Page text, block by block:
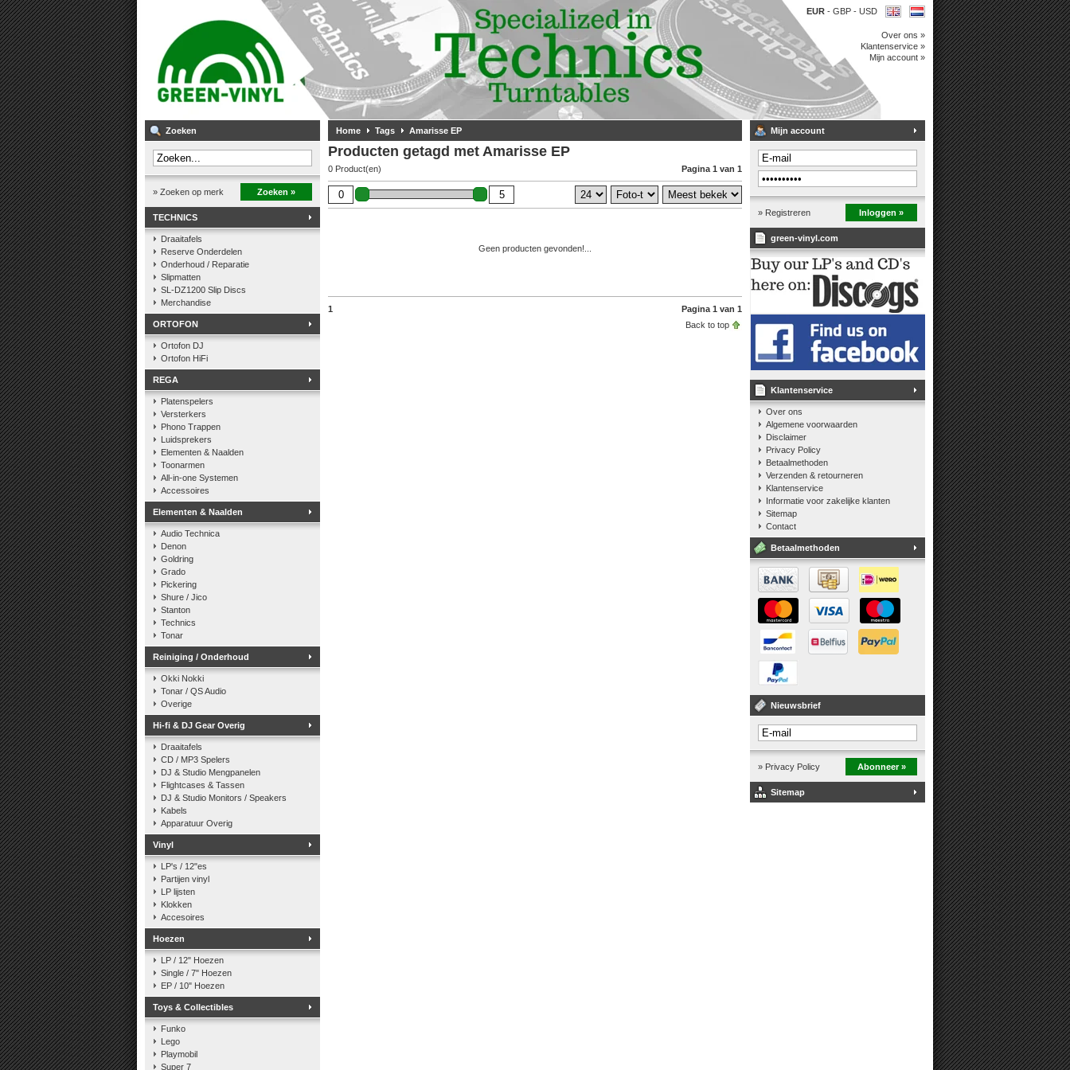
EUR - GBP - USD
Over ons »
Klantenservice »
Mijn account »
Zoeken
» Zoeken op merk Zoeken »
TECHNICS
Draaitafels
Reserve Onderdelen
Onderhoud / Reparatie
Slipmatten
SL-DZ1200 Slip Discs
Merchandise
ORTOFON
Ortofon DJ
Ortofon HiFi
REGA
Platenspelers
Versterkers
Phono Trappen
Luidsprekers
Elementen & Naalden
Toonarmen
All-in-one Systemen
Accessoires
Elementen & Naalden
Audio Technica
Denon
Goldring
Grado
Pickering
Shure / Jico
Stanton
Technics
Tonar
Reiniging / Onderhoud
Okki Nokki
Tonar / QS Audio
Overige
Hi-fi & DJ Gear Overig
Draaitafels
CD / MP3 Spelers
DJ & Studio Mengpanelen
Flightcases & Tassen
DJ & Studio Monitors / Speakers
Kabels
Apparatuur Overig
Vinyl
LP's / 12"es
Partijen vinyl
LP lijsten
Klokken
Accesoires
Hoezen
LP / 12" Hoezen
Single / 7" Hoezen
EP / 10" Hoezen
Toys & Collectibles
Funko
Lego
Playmobil
Super 7
Home Tags Amarisse EP
Producten getagd met Amarisse EP
0 Product(en) Pagina 1 van 1
Geen producten gevonden!...
1
Pagina 1 van 1
Back to top
Mijn account
» Registreren Inloggen »
green-vinyl.com
Klantenservice
Over ons
Algemene voorwaarden
Disclaimer
Privacy Policy
Betaalmethoden
Verzenden & retourneren
Klantenservice
Informatie voor zakelijke klanten
Sitemap
Contact
Betaalmethoden
Nieuwsbrief
» Privacy Policy Abonneer »
Sitemap